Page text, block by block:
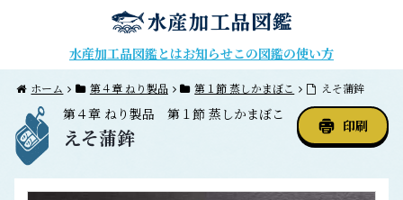
水産加工品図鑑とはお知らせこの図鑑の使い方
ホーム 第４章 ねり製品 第１節 蒸しかまぼこ えそ蒲鉾
第４章 ねり製品 第１節 蒸しかまぼこ
えそ蒲鉾 印刷